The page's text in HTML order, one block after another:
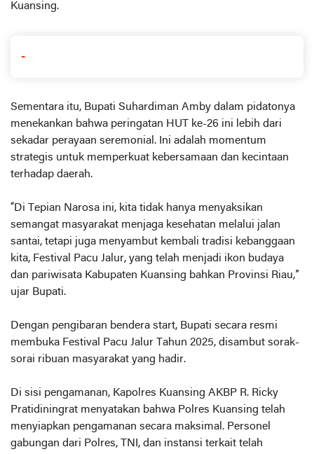
Kuansing.
-
Sementara itu, Bupati Suhardiman Amby dalam pidatonya
menekankan bahwa peringatan HUT ke-26 ini lebih dari
sekadar perayaan seremonial. Ini adalah momentum
strategis untuk memperkuat kebersamaan dan kecintaan
terhadap daerah.
“Di Tepian Narosa ini, kita tidak hanya menyaksikan
semangat masyarakat menjaga kesehatan melalui jalan
santai, tetapi juga menyambut kembali tradisi kebanggaan
kita, Festival Pacu Jalur, yang telah menjadi ikon budaya
dan pariwisata Kabupaten Kuansing bahkan Provinsi Riau,”
ujar Bupati.
Dengan pengibaran bendera start, Bupati secara resmi
membuka Festival Pacu Jalur Tahun 2025, disambut sorak-
sorai ribuan masyarakat yang hadir.
Di sisi pengamanan, Kapolres Kuansing AKBP R. Ricky
Pratidiningrat menyatakan bahwa Polres Kuansing telah
menyiapkan pengamanan secara maksimal. Personel
gabungan dari Polres, TNI, dan instansi terkait telah